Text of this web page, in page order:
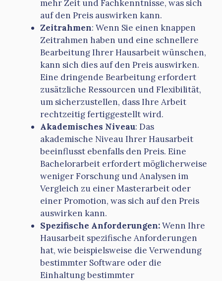
mehr Zeit und Fachkenntnisse, was sich
auf den Preis auswirken kann.
Zeitrahmen: Wenn Sie einen knappen
Zeitrahmen haben und eine schnellere
Bearbeitung Ihrer Hausarbeit wünschen,
kann sich dies auf den Preis auswirken.
Eine dringende Bearbeitung erfordert
zusätzliche Ressourcen und Flexibilität,
um sicherzustellen, dass Ihre Arbeit
rechtzeitig fertiggestellt wird.
Akademisches Niveau: Das
akademische Niveau Ihrer Hausarbeit
beeinflusst ebenfalls den Preis. Eine
Bachelorarbeit erfordert möglicherweise
weniger Forschung und Analysen im
Vergleich zu einer Masterarbeit oder
einer Promotion, was sich auf den Preis
auswirken kann.
Spezifische Anforderungen:Wenn Ihre
Hausarbeit spezifische Anforderungen
hat, wie beispielsweise die Verwendung
bestimmter Software oder die
Einhaltung bestimmter